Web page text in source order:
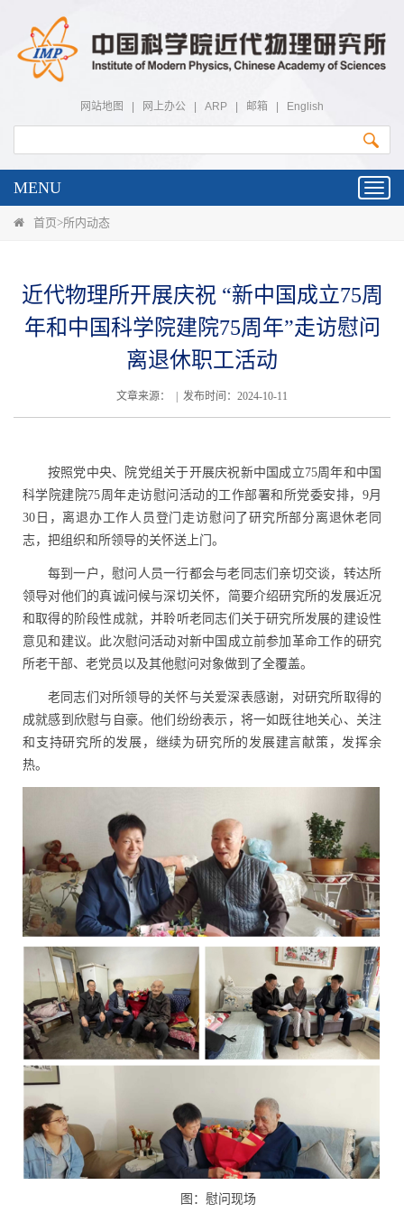
网站地图 网上办公 ARP 邮箱 English
MENU
首页>所内动态
近代物理所开展庆祝 “新中国成立75周
年和中国科学院建院75周年”走访慰问
离退休职工活动
文章来源： | 发布时间：2024-10-11
按照党中央、院党组关于开展庆祝新中国成立75周年和中国
科学院建院75周年走访慰问活动的工作部署和所党委安排， 9月
30 日，离退办工作人员登门走访慰问了研究所部分离退休老同
志，把组织和所领导的关怀送上门。
每到一户，慰问人员一行都会与老同志们亲切交谈，转达所
领导对他们的真诚问候与深切关怀，简要介绍研究所的发展近况
和取得的阶段性成就，并聆听老同志们关于研究所发展的建设性
意见和建议。此次慰问活动对新中国成立前参加革命工作的研究
所老干部、老党员以及其他慰问对象做到了全覆盖。
老同志们对所领导的关怀与关爱深表感谢，对研究所取得的
成就感到欣慰与自豪。他们纷纷表示，将一如既往地关心、关注
和支持研究所的发展， 继续为研究所的发展建言献策，发挥余
热。
图：慰问现场